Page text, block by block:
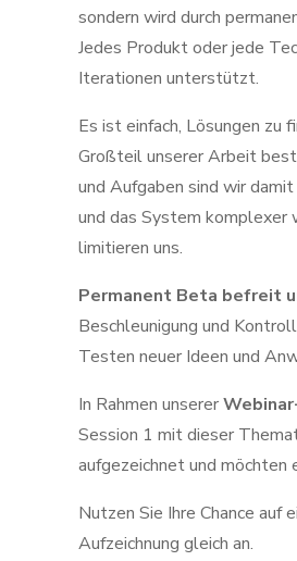
sondern wird durch
Jedes Produkt oder jede
Iterationen unterstützt.
Es ist einfach, Lösungen zu
Großteil unserer Arbeit
und Aufgaben sind wir
und das System komplexer
limitieren uns.
Permanent Beta befreit
Beschleunigung und
Testen neuer Ideen und
In Rahmen unserer
Session 1 mit dieser
aufgezeichnet und möchten
Nutzen Sie Ihre Chance auf
Aufzeichnung gleich an.